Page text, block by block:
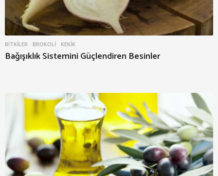
BITKILER BROKOLI ,KEKIK
Bağışıklık Sistemini Güçlendiren Besinler